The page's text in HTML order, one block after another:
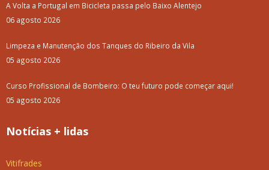
A Volta a Portugal em Bicicleta passa pelo Baixo Alentejo
06 agosto 2026
Limpeza e Manutenção dos Tanques do Ribeiro da Vila
05 agosto 2026
Curso Profissional de Bombeiro: O teu futuro pode começar aqui!
05 agosto 2026
Notícias + lidas
Vitifrades